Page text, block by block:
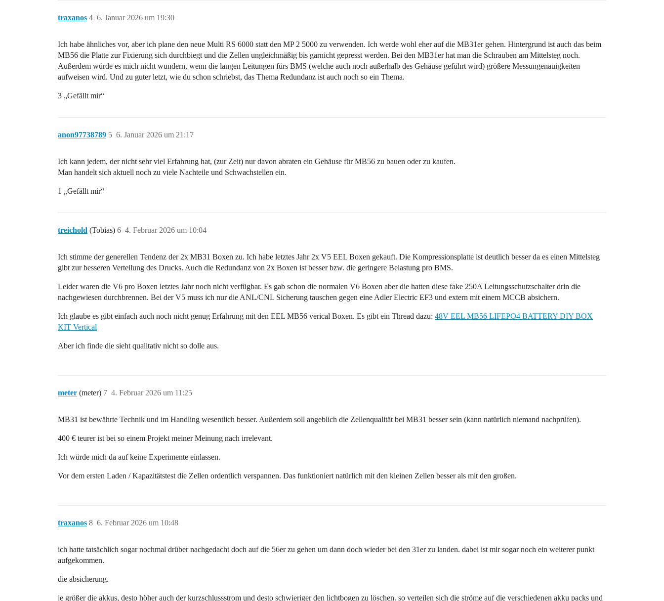
traxanos 6. Januar 2026 um 19:30
4
Ich habe ähnliches vor, aber ich plane den neue Multi RS 6000 statt den MP 2 5000 zu verwenden. Ich werde wohl eher auf die MB31er gehen. Hintergrund ist auch das beim
MB56 die Platte zur Fixierung sich durchbiegt und die Zellen ungleichmäßig bis garnicht gepresst werden. Bei den MB31er hat man die Schrauben am Mittelsteg noch.
Außerdem würde es mich nicht wundern, wenn die langen Leitungen fürs BMS (welche auch noch außerhalb des Gehäuse geführt wird) größere Messungenauigkeiten
aufweisen wird. Und zu guter letzt, wie du schon schriebst, das Thema Redundanz ist auch noch so ein Thema.
3 „Gefällt mir“
anon97738789 6. Januar 2026 um 21:17
5
Ich kann jedem, der nicht sehr viel Erfahrung hat, (zur Zeit) nur davon abraten ein Gehäuse für MB56 zu bauen oder zu kaufen.
Man handelt sich aktuell noch zu viele Nachteile und Schwachstellen ein.
1 „Gefällt mir“
treichold (Tobias) 4. Februar 2026 um 10:04
6
Ich stimme der generellen Tendenz der 2x MB31 Boxen zu. Ich habe letztes Jahr 2x V5 EEL Boxen gekauft. Die Kompressionsplatte ist deutlich besser da es einen Mittelsteg
gibt zur besseren Verteilung des Drucks. Auch die Redundanz von 2x Boxen ist besser bzw. die geringere Belastung pro BMS.
Leider waren die V6 pro Boxen letztes Jahr noch nicht verfügbar. Es gab schon die normalen V6 Boxen aber die hatten diese fake 250A Leitungsschutzschalter drin die
nachgewiesen durchbrennen. Bei der V5 muss ich nur die ANL/CNL Sicherung tauschen gegen eine Adler Electric EF3 und extern mit einem MCCB absichern.
Ich glaube es gibt einfach auch noch nicht genug Erfahrung mit den EEL MB56 verical Boxen. Es gibt ein Thread dazu: 48V EEL MB56 LIFEPO4 BATTERY DIY BOX
KIT Vertical
Aber ich finde die sieht qualitativ nicht so dolle aus.
meter (meter) 4. Februar 2026 um 11:25
7
MB31 ist bewährte Technik und im Handling wesentlich besser. Außerdem soll angeblich die Zellenqualität bei MB31 besser sein (kann natürlich niemand nachprüfen).
400 € teurer ist bei so einem Projekt meiner Meinung nach irrelevant.
Ich würde mich da auf keine Experimente einlassen.
Vor dem ersten Laden / Kapazitätstest die Zellen ordentlich verspannen. Das funktioniert natürlich mit den kleinen Zellen besser als mit den großen.
traxanos 6. Februar 2026 um 10:48
8
ich hatte tatsächlich sogar nochmal drüber nachgedacht doch auf die 56er zu gehen um dann doch wieder bei den 31er zu landen. dabei ist mir sogar noch ein weiterer punkt
aufgekommen.
die absicherung.
je größer die akkus, desto höher auch der kurzschlussstrom und desto schwieriger den lichtbogen zu löschen. so verteilen sich die ströme auf die verschiedenen akku packs und